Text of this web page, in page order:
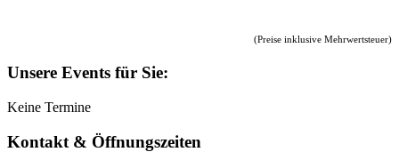
(Preise inklusive Mehrwertsteuer)
Unsere Events für Sie:
Keine Termine
Kontakt & Öffnungszeiten